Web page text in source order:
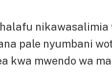
nikawasalimia
pale nyumbani
kwa mwendo wa